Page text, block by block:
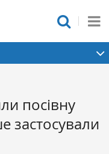
посівну
застосували